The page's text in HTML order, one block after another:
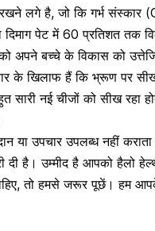
लगे है, जो कि गर्भ संस्कार
पेट में 60 प्रतिशत तक
अपने बच्चे के विकास को
के खिलाफ हैं कि भ्रूण पर
सारी नई चीजों को सीख रहा
या उपचार उपलब्ध नहीं
है। उम्मीद है आपको हैलो
तो हमसे जरूर पूछें। हम